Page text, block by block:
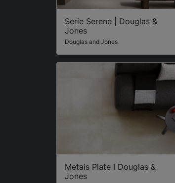
Serie Serene | Douglas &
Jones
Douglas and Jones
Metals Plate I Douglas &
Jones